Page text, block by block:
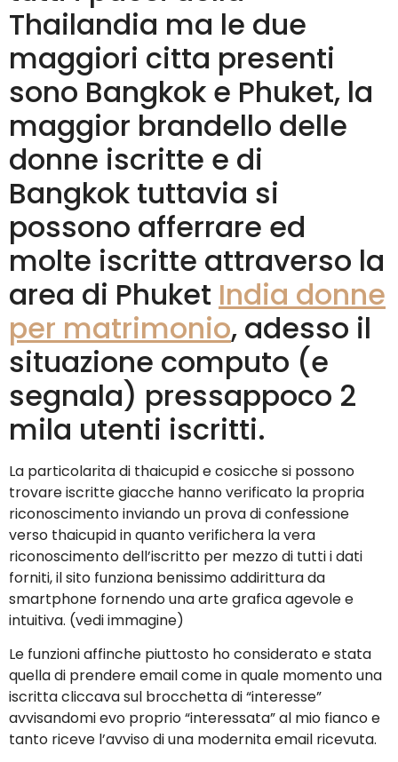
Thailandia ma le due
maggiori citta presenti
sono Bangkok e Phuket, la
maggior brandello delle
donne iscritte e di
Bangkok tuttavia si
possono afferrare ed
molte iscritte attraverso la
area di Phuket India donne
per matrimonio, adesso il
situazione computo (e
segnala) pressappoco 2
mila utenti iscritti.
La particolarita di thaicupid e cosicche si possono
trovare iscritte giacche hanno verificato la propria
riconoscimento inviando un prova di confessione
verso thaicupid in quanto verifichera la vera
riconoscimento dell’iscritto per mezzo di tutti i dati
forniti, il sito funziona benissimo addirittura da
smartphone fornendo una arte grafica agevole e
intuitiva. (vedi immagine)
Le funzioni affinche piuttosto ho considerato e stata
quella di prendere email come in quale momento una
iscritta cliccava sul brocchetta di “interesse”
avvisandomi evo proprio “interessata” al mio fianco e
tanto riceve l’avviso di una modernita email ricevuta.